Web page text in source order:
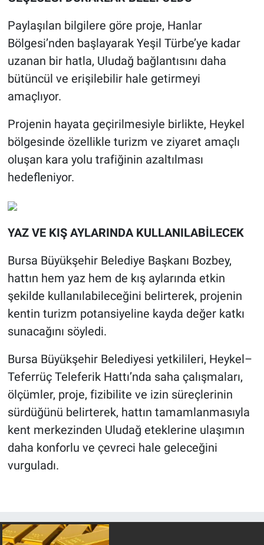
Paylaşılan bilgilere göre proje, Hanlar
Bölgesi’nden başlayarak Yeşil Türbe’ye kadar
uzanan bir hatla, Uludağ bağlantısını daha
bütüncül ve erişilebilir hale getirmeyi
amaçlıyor.
Projenin hayata geçirilmesiyle birlikte, Heykel
bölgesinde özellikle turizm ve ziyaret amaçlı
oluşan kara yolu trafiğinin azaltılması
hedefleniyor.
YAZ VE KIŞ AYLARINDA KULLANILABİLECEK
Bursa Büyükşehir Belediye Başkanı Bozbey,
hattın hem yaz hem de kış aylarında etkin
şekilde kullanılabileceğini belirterek, projenin
kentin turizm potansiyeline kayda değer katkı
sunacağını söyledi.
Bursa Büyükşehir Belediyesi yetkilileri, Heykel–
Teferrüç Teleferik Hattı’nda saha çalışmaları,
ölçümler, proje, fizibilite ve izin süreçlerinin
sürdüğünü belirterek, hattın tamamlanmasıyla
kent merkezinden Uludağ eteklerine ulaşımın
daha konforlu ve çevreci hale geleceğini
vurguladı.